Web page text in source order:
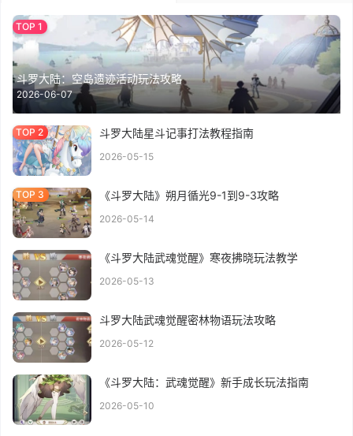
斗罗大陆：空岛遗迹活动玩法攻略
2026-06-07
斗罗大陆星斗记事打法教程指南
2026-05-15
《斗罗大陆》朔月循光9-1到9-3攻略
2026-05-14
《斗罗大陆武魂觉醒》寒夜拂晓玩法教学
2026-05-13
斗罗大陆武魂觉醒密林物语玩法攻略
2026-05-12
《斗罗大陆：武魂觉醒》新手成长玩法指南
2026-05-10